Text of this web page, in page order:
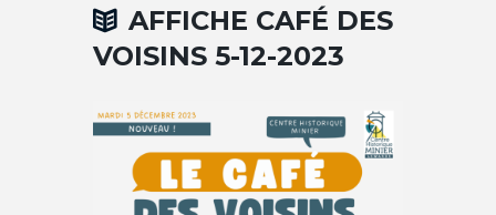
AFFICHE CAFÉ DES
VOISINS 5-12-2023